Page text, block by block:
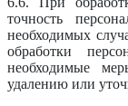
точность
необходимых
обработки
необходимые
удалению или